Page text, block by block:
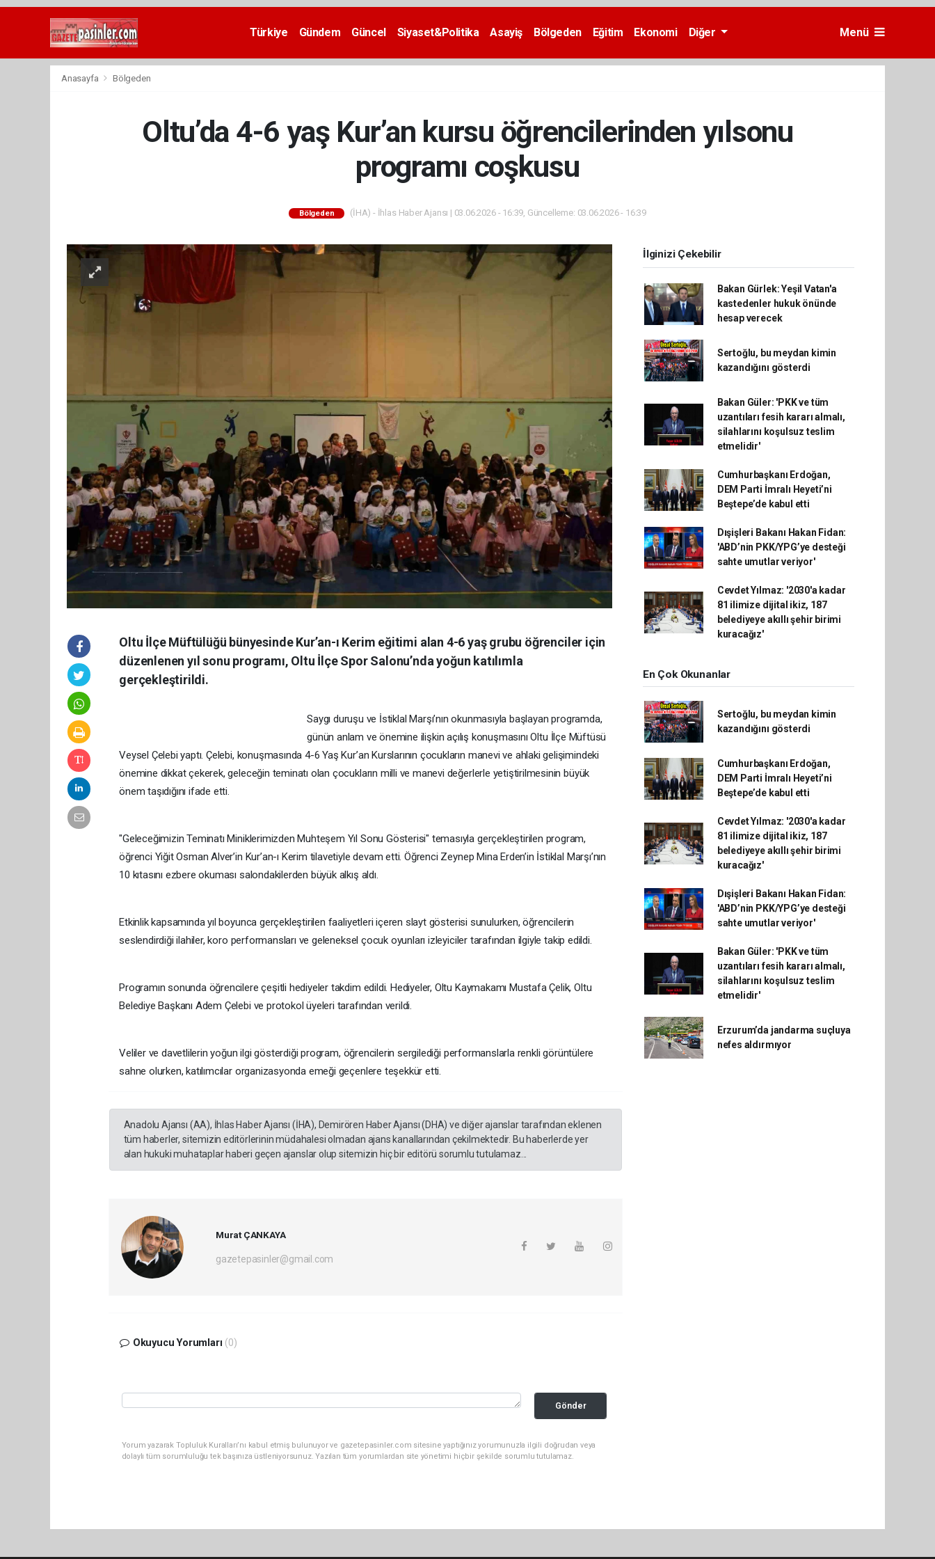
Deneme
Türkiye Gündem Güncel Siyaset&Politika Asayiş Bölgeden Eğitim Ekonomi Diğer Menü
Anasayfa Bölgeden
Oltu’da 4-6 yaş Kur’an kursu öğrencilerinden yılsonu
programı coşkusu
Bölgeden (İHA) - İhlas Haber Ajansı | 03.06.2026 - 16:39, Güncelleme: 03.06.2026 - 16:39
Oltu İlçe Müftülüğü bünyesinde Kur’an-ı Kerim eğitimi alan 4-6 yaş grubu öğrenciler için
düzenlenen yıl sonu programı, Oltu İlçe Spor Salonu’nda yoğun katılımla
gerçekleştirildi.
Saygı duruşu ve İstiklal Marşı’nın okunmasıyla başlayan programda,
günün anlam ve önemine ilişkin açılış konuşmasını Oltu İlçe Müftüsü
Veysel Çelebi yaptı. Çelebi, konuşmasında 4-6 Yaş Kur’an Kurslarının çocukların manevi ve ahlaki gelişimindeki
önemine dikkat çekerek, geleceğin teminatı olan çocukların milli ve manevi değerlerle yetiştirilmesinin büyük
önem taşıdığını ifade etti.
"Geleceğimizin Teminatı Miniklerimizden Muhteşem Yıl Sonu Gösterisi" temasıyla gerçekleştirilen program,
öğrenci Yiğit Osman Alver’in Kur’an-ı Kerim tilavetiyle devam etti. Öğrenci Zeynep Mina Erden’in İstiklal Marşı’nın
10 kıtasını ezbere okuması salondakilerden büyük alkış aldı.
Etkinlik kapsamında yıl boyunca gerçekleştirilen faaliyetleri içeren slayt gösterisi sunulurken, öğrencilerin
seslendirdiği ilahiler, koro performansları ve geleneksel çocuk oyunları izleyiciler tarafından ilgiyle takip edildi.
Programın sonunda öğrencilere çeşitli hediyeler takdim edildi. Hediyeler, Oltu Kaymakamı Mustafa Çelik, Oltu
Belediye Başkanı Adem Çelebi ve protokol üyeleri tarafından verildi.
Veliler ve davetlilerin yoğun ilgi gösterdiği program, öğrencilerin sergilediği performanslarla renkli görüntülere
sahne olurken, katılımcılar organizasyonda emeği geçenlere teşekkür etti.
Anadolu Ajansı (AA), İhlas Haber Ajansı (İHA), Demirören Haber Ajansı (DHA) ve diğer ajanslar tarafından eklenen
tüm haberler, sitemizin editörlerinin müdahalesi olmadan ajans kanallarından çekilmektedir. Bu haberlerde yer
alan hukuki muhataplar haberi geçen ajanslar olup sitemizin hiç bir editörü sorumlu tutulamaz...
Murat ÇANKAYA
gazetepasinler@gmail.com
Okuyucu Yorumları (0)
Gönder
Yorum yazarak Topluluk Kuralları’nı kabul etmiş bulunuyor ve gazetepasinler.com sitesine yaptığınız yorumunuzla ilgili doğrudan veya
dolaylı tüm sorumluluğu tek başınıza üstleniyorsunuz. Yazılan tüm yorumlardan site yönetimi hiçbir şekilde sorumlu tutulamaz.
İlginizi Çekebilir
Bakan Gürlek: Yeşil Vatan'a
kastedenler hukuk önünde
hesap verecek
Sertoğlu, bu meydan kimin
kazandığını gösterdi
Bakan Güler: 'PKK ve tüm
uzantıları fesih kararı almalı,
silahlarını koşulsuz teslim
etmelidir'
Cumhurbaşkanı Erdoğan,
DEM Parti İmralı Heyeti’ni
Beştepe’de kabul etti
Dışişleri Bakanı Hakan Fidan:
'ABD’nin PKK/YPG’ye desteği
sahte umutlar veriyor'
Cevdet Yılmaz: '2030'a kadar
81 ilimize dijital ikiz, 187
belediyeye akıllı şehir birimi
kuracağız'
En Çok Okunanlar
Sertoğlu, bu meydan kimin
kazandığını gösterdi
Cumhurbaşkanı Erdoğan,
DEM Parti İmralı Heyeti’ni
Beştepe’de kabul etti
Cevdet Yılmaz: '2030'a kadar
81 ilimize dijital ikiz, 187
belediyeye akıllı şehir birimi
kuracağız'
Dışişleri Bakanı Hakan Fidan:
'ABD’nin PKK/YPG’ye desteği
sahte umutlar veriyor'
Bakan Güler: 'PKK ve tüm
uzantıları fesih kararı almalı,
silahlarını koşulsuz teslim
etmelidir'
Erzurum’da jandarma suçluya
nefes aldırmıyor